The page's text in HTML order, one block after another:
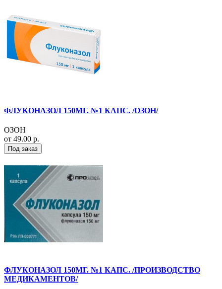
ФЛУКОНАЗОЛ 150МГ. №1 КАПС. /ОЗОН/
ОЗОН
от 49.00 р.
Под заказ
ФЛУКОНАЗОЛ 150МГ. №1 КАПС. /ПРОИЗВОДСТВО
МЕДИКАМЕНТОВ/